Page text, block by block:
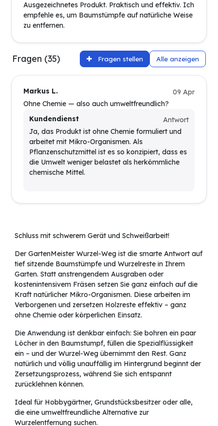
Ausgezeichnetes Produkt. Praktisch und effektiv. Ich
empfehle es, um Baumstümpfe auf natürliche Weise
zu entfernen.
Fragen (35) Fragen stellen Alle anzeigen
Markus L.
09 Apr
Ohne Chemie — also auch umweltfreundlich?
Kundendienst
Antwort
Ja, das Produkt ist ohne Chemie formuliert und
arbeitet mit Mikro-Organismen. Als
Pflanzenschutzmittel ist es so konzipiert, dass es
die Umwelt weniger belastet als herkömmliche
chemische Mittel.
Schluss mit schwerem Gerät und Schweißarbeit!
Der GartenMeister Wurzel-Weg ist die smarte Antwort auf
tief sitzende Baumstümpfe und Wurzelreste in Ihrem
Garten. Statt anstrengendem Ausgraben oder
kostenintensivem Fräsen setzen Sie ganz einfach auf die
Kraft natürlicher Mikro-Organismen. Diese arbeiten im
Verborgenen und zersetzen Holzreste effektiv – ganz
ohne Chemie oder körperlichen Einsatz.
Die Anwendung ist denkbar einfach: Sie bohren ein paar
Löcher in den Baumstumpf, füllen die Spezialflüssigkeit
ein – und der Wurzel-Weg übernimmt den Rest. Ganz
natürlich und völlig unauffällig im Hintergrund beginnt der
Zersetzungsprozess, während Sie sich entspannt
zurücklehnen können.
Ideal für Hobbygärtner, Grundstücksbesitzer oder alle,
die eine umweltfreundliche Alternative zur
Wurzelentfernung suchen.